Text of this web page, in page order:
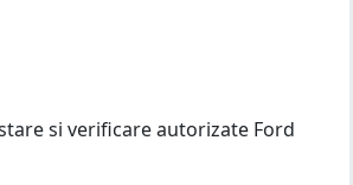
si verificare autorizate Ford